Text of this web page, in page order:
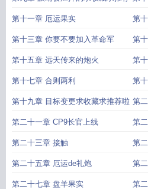
第十一章 厄运果实 第
第十三章 你要不要加入革命军 第
第十五章 远天传来的炮火 第
第十七章 合则两利 第
第十九章 目标变更求收藏求推荐啦 第
藏
第二十一章 CP9长官上线 第
第二十三章 接触 第
第二十五章 厄运de礼炮 第
第二十七章 盘羊果实 第